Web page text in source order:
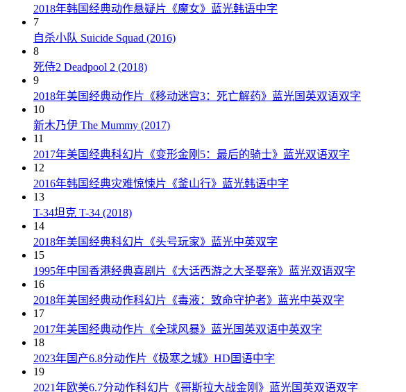
2018年韩国经典动作悬疑片《魔女》蓝光韩语中字
7
自杀小队 Suicide Squad (2016)
8
死侍2 Deadpool 2 (2018)
9
2018年美国经典动作片《移动迷宫3：死亡解药》蓝光国英双语双字
10
新木乃伊 The Mummy (2017)
11
2017年美国经典科幻片《变形金刚5：最后的骑士》蓝光双语双字
12
2016年韩国经典灾难惊悚片《釜山行》蓝光韩语中字
13
T-34坦克 T-34 (2018)
14
2018年美国经典科幻片《头号玩家》蓝光中英双字
15
1995年中国香港经典喜剧片《大话西游之大圣娶亲》蓝光双语双字
16
2018年美国经典动作科幻片《毒液：致命守护者》蓝光中英双字
17
2017年美国经典动作片《全球风暴》蓝光国英双语中英双字
18
2023年国产6.8分动作片《极寒之城》HD国语中字
19
2021年欧美6.7分动作科幻片《哥斯拉大战金刚》蓝光国英双语双字